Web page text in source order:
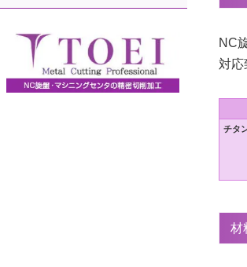
NC
対
チタ
材